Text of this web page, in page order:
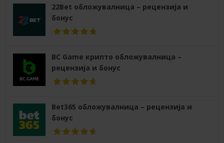
22Bet обложувалница – рецензија и
бонус
BC Game крипто обложувалница –
рецензија и бонус
Bet365 обложувалница – рецензија и
бонус